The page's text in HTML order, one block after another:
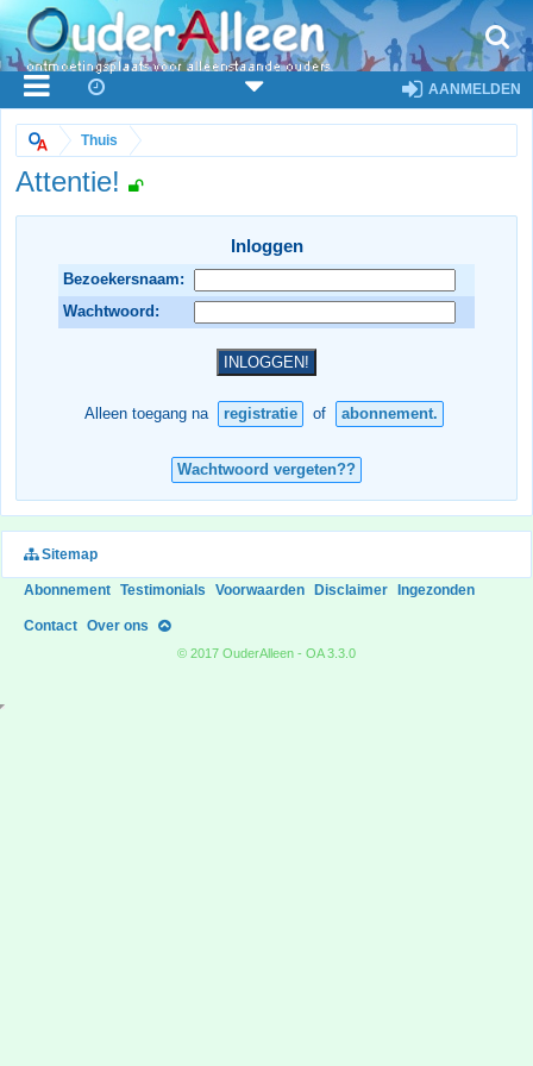
AANMELDEN
Thuis
Attentie!
Inloggen
Bezoekersnaam:
Wachtwoord:
Alleen toegang na registratie of abonnement.
Wachtwoord vergeten??
Sitemap
Abonnement Testimonials Voorwaarden Disclaimer Ingezonden
Contact Over ons
© 2017 OuderAlleen - OA 3.3.0